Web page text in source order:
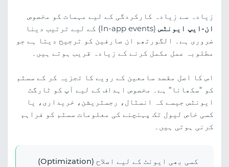
زیادہ سے زیادہ کارکردگی کے لیے مہمات کو مخصوص
ان-ایپ ایونٹس
(In-app events) کے لیے ترتیب دینا
ضروری ہے۔ الگورتھم ان صارفین کو ترجیح دیتا ہے جو
مطلوبہ عمل مکمل کرنے کے زیادہ قریب ہوتے ہیں۔
اس کا اصل مقصد سامعین کے رویے کا تجزیہ کر کے سسٹم
کو "سکھانا" ہے۔ مخصوص اہداف کے لیے آپ کو ٹارگٹ
ایونٹس جیسے کہ انسٹال، رجسٹریشن، خریداری، یا
کسی خاص لیول تک پہنچنے کی معلومات سسٹم کو فراہم
کرنی ہوتی ہیں۔
کسی بھی ایونٹ کے لیے اصلاح (Optimization)